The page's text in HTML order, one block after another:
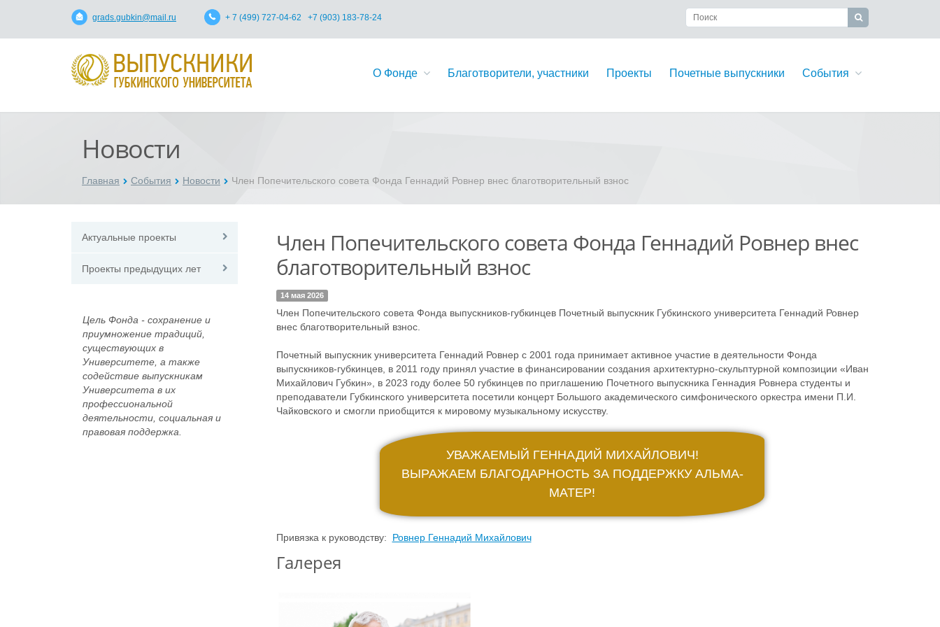
grads.gubkin@mail.ru + 7 (499) 727-04-62 +7 (903) 183-78-24
О Фонде Благотворители, участники Проекты Почетные выпускники События
Новости
Главная События Новости Член Попечительского совета Фонда Геннадий Ровнер внес благотворительный взнос
Актуальные проекты
Проекты предыдущих лет
Цель Фонда - сохранение и
приумножение традиций,
существующих в
Университете, а также
содействие выпускникам
Университета в их
профессиональной
деятельности, социальная и
правовая поддержка.
Член Попечительского совета Фонда Геннадий Ровнер внес
благотворительный взнос
14 мая 2026
Член Попечительского совета Фонда выпускников-губкинцев Почетный выпускник Губкинского университета Геннадий Ровнер
внес благотворительный взнос.
Почетный выпускник университета Геннадий Ровнер с 2001 года принимает активное участие в деятельности Фонда
выпускников-губкинцев, в 2011 году принял участие в финансировании создания архитектурно-скульптурной композиции «Иван
Михайлович Губкин», в 2023 году более 50 губкинцев по приглашению Почетного выпускника Геннадия Ровнера студенты и
преподаватели Губкинского университета посетили концерт Большого академического симфонического оркестра имени П.И.
Чайковского и смогли приобщится к мировому музыкальному искусству.
УВАЖАЕМЫЙ ГЕННАДИЙ МИХАЙЛОВИЧ!
ВЫРАЖАЕМ БЛАГОДАРНОСТЬ ЗА ПОДДЕРЖКУ АЛЬМА-
МАТЕР!
Привязка к руководству: Ровнер Геннадий Михайлович
Галерея